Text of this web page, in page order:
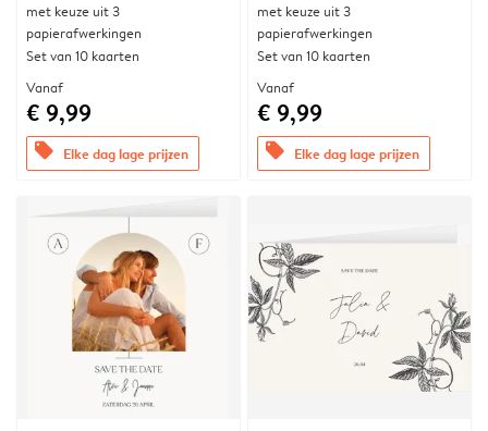
met keuze uit 3
papierafwerkingen
Set van 10 kaarten
Vanaf
€ 9,99
offers Elke dag lage prijzen
met keuze uit 3
papierafwerkingen
Set van 10 kaarten
Vanaf
€ 9,99
offers Elke dag lage prijzen